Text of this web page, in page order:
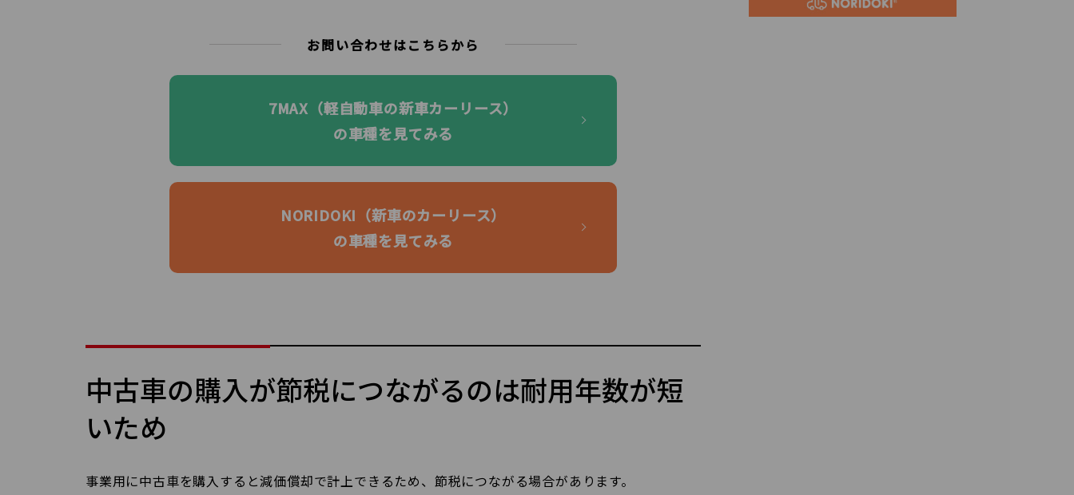
お問い合わせはこちらから
7MAX（軽自動車の新車カーリース）
の車種を見てみる
NORIDOKI（新車のカーリース）
の車種を見てみる
中古車の購入が節税につながるのは耐用年数が短
いため
事業用に中古車を購入すると減価償却で計上できるため、節税につながる場合があります。